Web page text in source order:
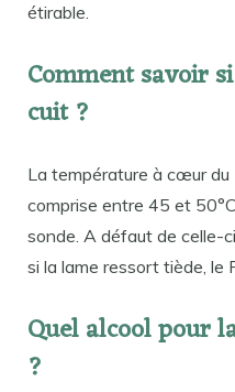
étirable.
Comment savoir
cuit ?
La température à cœur du
comprise entre 45 et
sonde. A défaut de celle-
si la lame ressort tiède, le
Quel alcool pour
?